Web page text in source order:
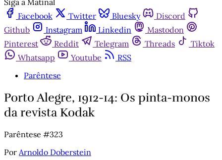
Facebook
Twitter Bluesky
Discord
Github
Instagram Linkedin
Mastodon
Pinterest
Reddit Telegram Threads
Tiktok
Whatsapp
Youtube
RSS
Parêntese
Porto Alegre, 1912-14: Os pinta-monos
da revista Kodak
Parêntese #323
Por Arnoldo Doberstein